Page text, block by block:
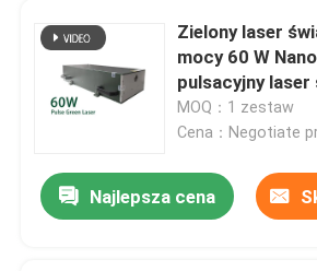
Zielony laser
mocy 60 W
pulsacyjny laser
MOQ：1 zestaw
Cena：Negotiate
Najlepsza cena